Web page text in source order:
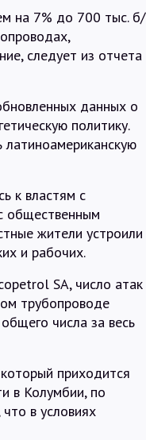
на 7% до 700 тыс. б/
следует из отчета
данных о
политику.
к властям с
общественным
жители устроили
и рабочих.
SA, число атак
трубопроводе
числа за весь
приходится
в Колумбии, по
в условиях